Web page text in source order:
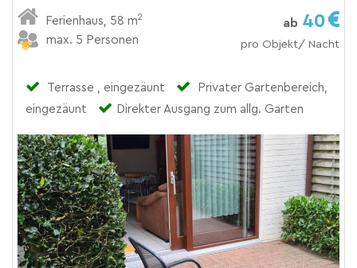
Ferienhaus 58 m2
max. 5 Personen
ab 40
pro Objekt/ Nacht
Terrasse , eingezäunt
Privater Gartenbereich,
eingezäunt
Direkter Ausgang zum allg. Garten